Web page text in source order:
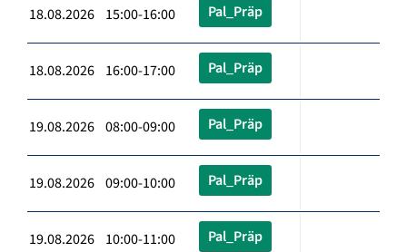
18.08.2026 15:00-16:00 Pal_Präp
18.08.2026 16:00-17:00 Pal_Präp
19.08.2026 08:00-09:00 Pal_Präp
19.08.2026 09:00-10:00 Pal_Präp
19.08.2026 10:00-11:00 Pal_Präp